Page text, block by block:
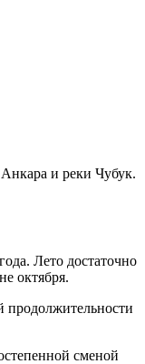
и реки Чубук.
Лето достаточно
октября.
продолжительности
сменой